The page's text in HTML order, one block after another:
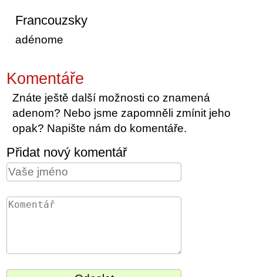
Francouzsky
adénome
Komentáře
Znáte ještě další možnosti co znamená
adenom? Nebo jsme zapomněli zmínit jeho
opak? Napište nám do komentáře.
Přidat nový komentář